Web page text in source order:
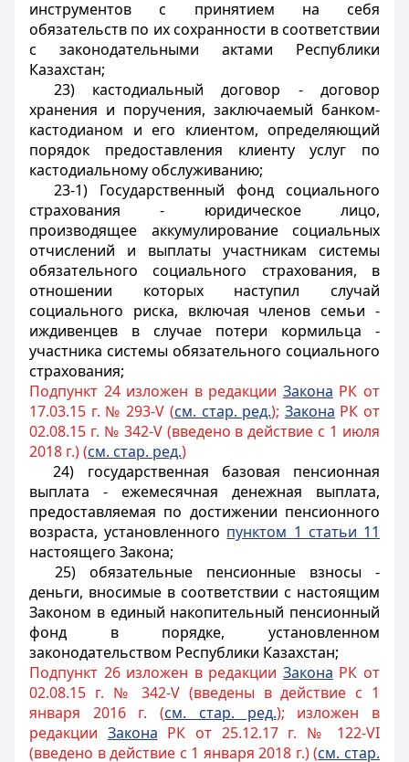
инструментов с принятием на себя
обязательств по их сохранности в соответствии
с законодательными актами Республики
Казахстан;
23) кастодиальный договор - договор
хранения и поручения, заключаемый банком-
кастодианом и его клиентом, определяющий
порядок предоставления клиенту услуг по
кастодиальному обслуживанию;
23-1) Государственный фонд социального
страхования - юридическое лицо,
производящее аккумулирование социальных
отчислений и выплаты участникам системы
обязательного социального страхования, в
отношении которых наступил случай
социального риска, включая членов семьи -
иждивенцев в случае потери кормильца -
участника системы обязательного социального
страхования;
Подпункт 24 изложен в редакции Закона РК от
17.03.15 г. № 293-V (см. стар. ред.); Закона РК от
02.08.15 г. № 342-V (введено в действие с 1 июля
2018 г.) (см. стар. ред.)
24) государственная базовая пенсионная
выплата - ежемесячная денежная выплата,
предоставляемая по достижении пенсионного
возраста, установленного пунктом 1 статьи 11
настоящего Закона;
25) обязательные пенсионные взносы -
деньги, вносимые в соответствии с настоящим
Законом в единый накопительный пенсионный
фонд в порядке, установленном
законодательством Республики Казахстан;
Подпункт 26 изложен в редакции Закона РК от
02.08.15 г. № 342-V (введены в действие с 1
января 2016 г. (см. стар. ред.); изложен в
редакции Закона РК от 25.12.17 г. № 122-VI
(введено в действие с 1 января 2018 г.) (см. стар.